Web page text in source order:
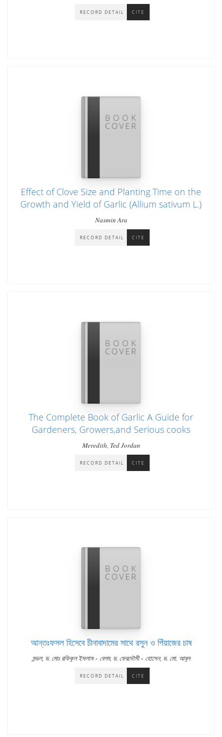
RECORD DETAIL CITE
Effect of Clove Size and Planting Time on the
Growth and Yield of Garlic (Allium sativum L.)
Nasmin Ara
RECORD DETAIL CITE
The Complete Book of Garlic A Guide for
Gardeners, Growers,and Serious cooks
Meredith, Ted Jordan
RECORD DETAIL CITE
আন্তঃফসল হিসেবে চীনাবাদামের সাথে রসুন ও পিঁয়াজের চাষ
মন্ডল, ড. মোঃ রফিকুল ইসলাম- বেগম, ড. ফেরদৌসী- হোসেন, ড. মো. আবুল
RECORD DETAIL CITE